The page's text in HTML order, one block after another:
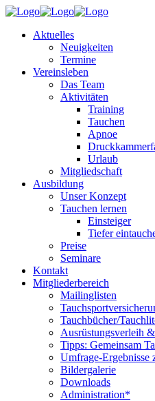
Aktuelles
Neuigkeiten
Termine
Vereinsleben
Das Team
Aktivitäten
Training
Tauchen
Apnoe
Urlaub
Mitgliedschaft
Ausbildung
Unser Konzept
Tauchen lernen
Einsteiger
Tiefer
Preise
Seminare
Kontakt
Mitgliederbereich
Mailinglisten
Tauchbücher/
Ausrüstungsverleih
Tipps: Gemeinsam
Umfrage-Ergebnisse
Bildergalerie
Downloads
Administration*